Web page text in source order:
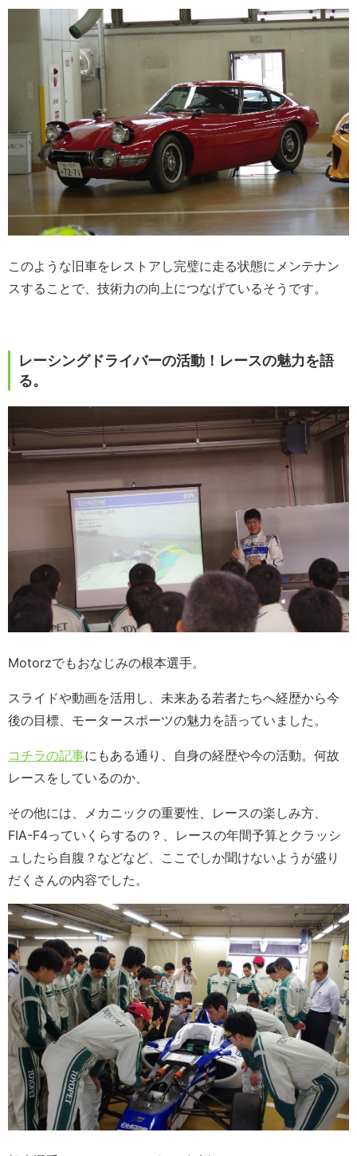
このような旧車をレストアし完璧に走る状態にメンテナン
スすることで、技術力の向上につなげているそうです。
レーシングドライバーの活動！レースの魅力を語
る。
Motorzでもおなじみの根本選手。
スライドや動画を活用し、未来ある若者たちへ経歴から今
後の目標、モータースポーツの魅力を語っていました。
コチラの記事にもある通り、自身の経歴や今の活動。何故
レースをしているのか、
その他には、メカニックの重要性、レースの楽しみ方、
FIA-F4っていくらするの？、レースの年間予算とクラッシ
ュしたら自腹？などなど、ここでしか聞けないようが盛り
だくさんの内容でした。